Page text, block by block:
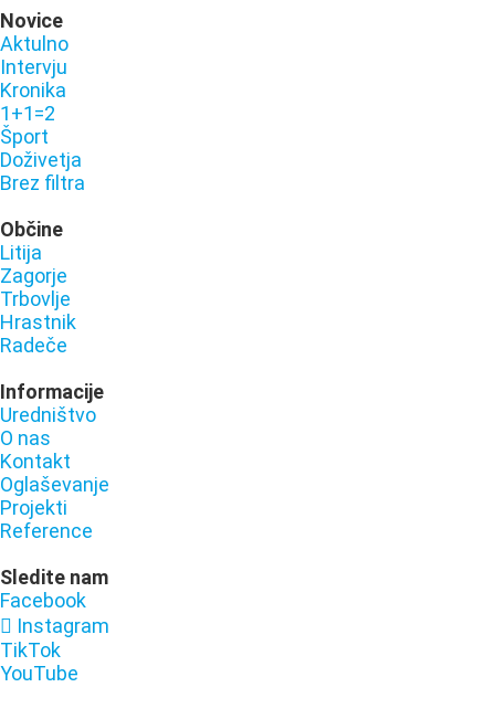
Novice
Aktulno
Intervju
Kronika
1+1=2
Šport
Doživetja
Brez filtra
Občine
Litija
Zagorje
Trbovlje
Hrastnik
Radeče
Informacije
Uredništvo
O nas
Kontakt
Oglaševanje
Projekti
Reference
Sledite nam
Facebook
Instagram
TikTok
YouTube